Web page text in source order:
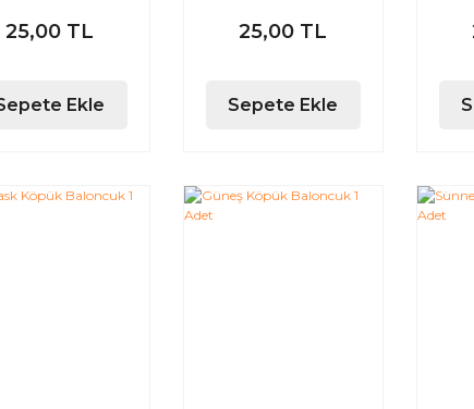
25,00 TL
Ekle
25,00 TL
Sepete Ekle